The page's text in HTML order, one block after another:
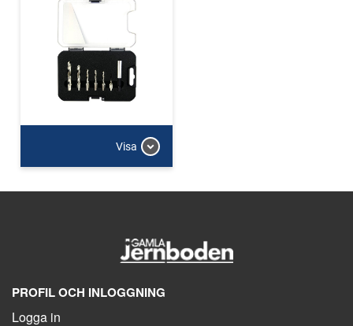
Visa
PROFIL OCH INLOGGNING
Logga in